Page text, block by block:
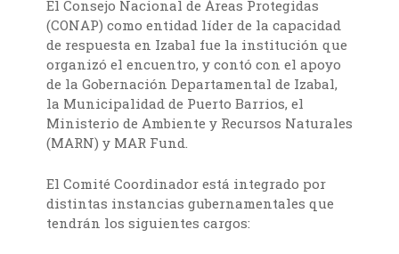
El Consejo Nacional de Áreas Protegidas
(CONAP) como entidad líder de la capacidad
de respuesta en Izabal fue la institución que
organizó el encuentro, y contó con el apoyo
de la Gobernación Departamental de Izabal,
la Municipalidad de Puerto Barrios, el
Ministerio de Ambiente y Recursos Naturales
(MARN) y MAR Fund.
El Comité Coordinador está integrado por
distintas instancias gubernamentales que
tendrán los siguientes cargos: